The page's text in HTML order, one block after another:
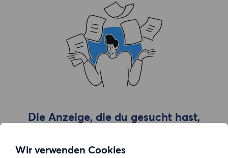
Wir verwenden Cookies
Die Anzeige, die du gesucht hast,